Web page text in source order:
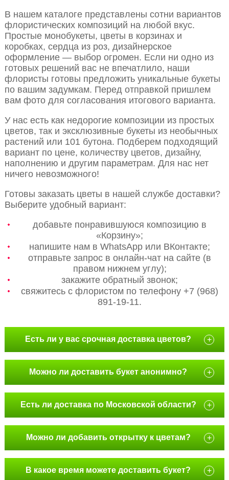
В нашем каталоге представлены сотни вариантов
флористических композиций на любой вкус.
Простые монобукеты, цветы в корзинах и
коробках, сердца из роз, дизайнерское
оформление — выбор огромен. Если ни одно из
готовых решений вас не впечатлило, наши
флористы готовы предложить уникальные букеты
по вашим задумкам. Перед отправкой пришлем
вам фото для согласования итогового варианта.
У нас есть как недорогие композиции из простых
цветов, так и эксклюзивные букеты из необычных
растений или 101 бутона. Подберем подходящий
вариант по цене, количеству цветов, дизайну,
наполнению и другим параметрам. Для нас нет
ничего невозможного!
Готовы заказать цветы в нашей службе доставки?
Выберите удобный вариант:
добавьте понравившуюся композицию в
«Корзину»;
напишите нам в WhatsApp или ВКонтакте;
отправьте запрос в онлайн-чат на сайте (в
правом нижнем углу);
закажите обратный звонок;
свяжитесь с флористом по телефону +7 (968)
891-19-11.
Есть ли у вас срочная доставка цветов? +
Можно ли доставить букет анонимно? +
Есть ли доставка по Московской области? +
Можно ли добавить открытку к цветам? +
В какое время можете доставить букет? +